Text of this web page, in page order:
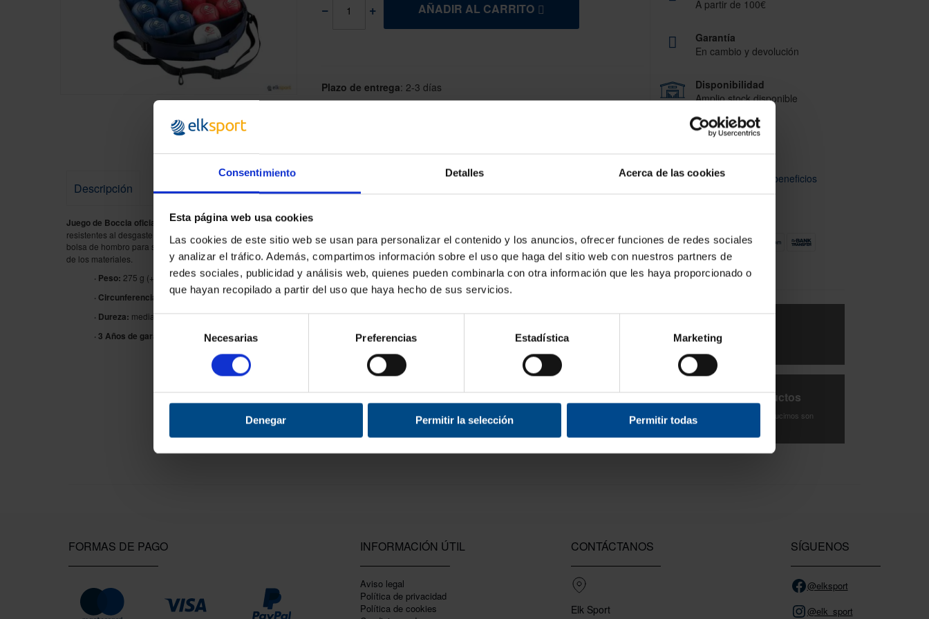
Consentimiento Detalles Acerca de las cookies
Esta página web usa cookies
Las cookies de este sitio web se usan para personalizar el contenido y los anuncios, ofrecer funciones de redes sociales
y analizar el tráfico. Además, compartimos información sobre el uso que haga del sitio web con nuestros partners de
redes sociales, publicidad y análisis web, quienes pueden combinarla con otra información que les haya proporcionado o
que hayan recopilado a partir del uso que haya hecho de sus servicios.
Selección
de
consentimiento
Necesarias Preferencias Estadística Marketing
Denegar Permitir la selección Permitir todas
images
AÑADIR AL CARRITO
Plazo de entrega:2-3 días
Descripción
Juego de Boccia oficial fabricado en cuero sintético japonés de primera calidad,
resistentes al desgaste y para ofrecer un tacto agradable. Inlcuye 12 pelotas de juego (6 rojas y 6 azules) y una pelota blanca de puntería. Vienen en una
bolsa de hombro para su transporte y almacenaje.Las bolas cumplen los estándares de competición internacional (IBC) , lo que garantiza la fiabilidad
de los materiales.
· Peso: 275 g (+/- 12 g).
· Circunferencia: 270 mm (+/- 8 mm).
· Dureza: media.
· 3 Años de garantía.
A partir de 100€
Garantía
En cambio y devolución
Disponibilidad
Amplio stock disponible
Calidad
Descubre todos nuestros beneficios
Compra con total tranquilidad.
Testeamos los productos
Todas las novedades que introducimos son
probadas por nuestro equipo.
FORMAS DE PAGO INFORMACIÓN ÚTIL
Aviso legal
Política de privacidad
Polí­tica de cookies
CONTÁCTANOS
Elk Sport
SÍGUENOS
@elksport
@elk_sport